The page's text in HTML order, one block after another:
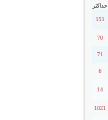
حداکثر
151
70
71
6
14
1021